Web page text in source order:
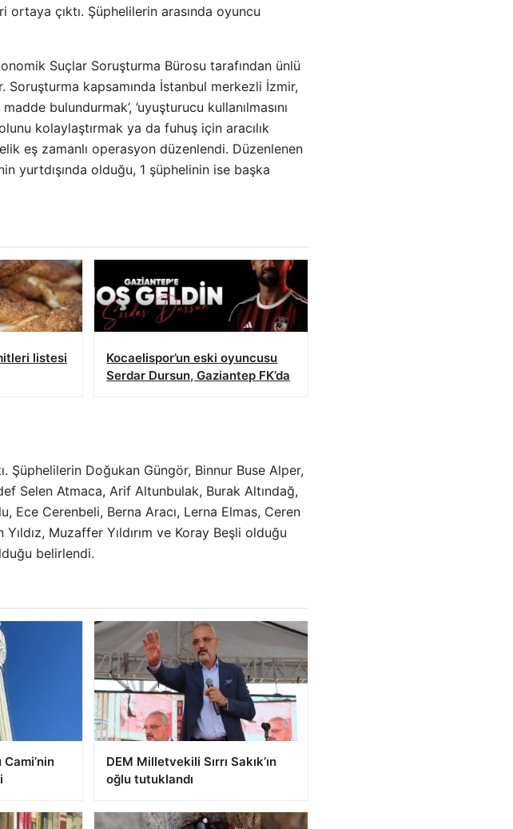
çıktı. Şüphelilerin arasında oyuncu
Suçlar Soruşturma Bürosu tarafından ünlü
Soruşturma kapsamında İstanbul merkezli İzmir,
bulundurmak’, ’uyuşturucu kullanılmasını
kolaylaştırmak ya da fuhuş için aracılık
eş zamanlı operasyon düzenlendi. Düzenlenen
yurtdışında olduğu, 1 şüphelinin ise başka
listesi
Kocaelispor’un eski oyuncusu
Serdar Dursun, Gaziantep FK’da
Şüphelilerin Doğukan Güngör, Binnur Buse Alper,
Selen Atmaca, Arif Altunbulak, Burak Altındağ,
Ece Cerenbeli, Berna Aracı, Lerna Elmas, Ceren
Muzaffer Yıldırım ve Koray Beşli olduğu
belirlendi.
Cami’nin
DEM Milletvekili Sırrı Sakık’ın
oğlu tutuklandı